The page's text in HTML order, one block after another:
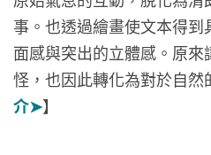
事。也透過繪畫使文本得
面感與突出的立體感。原
怪，也因此轉化為對於自然
介➤】